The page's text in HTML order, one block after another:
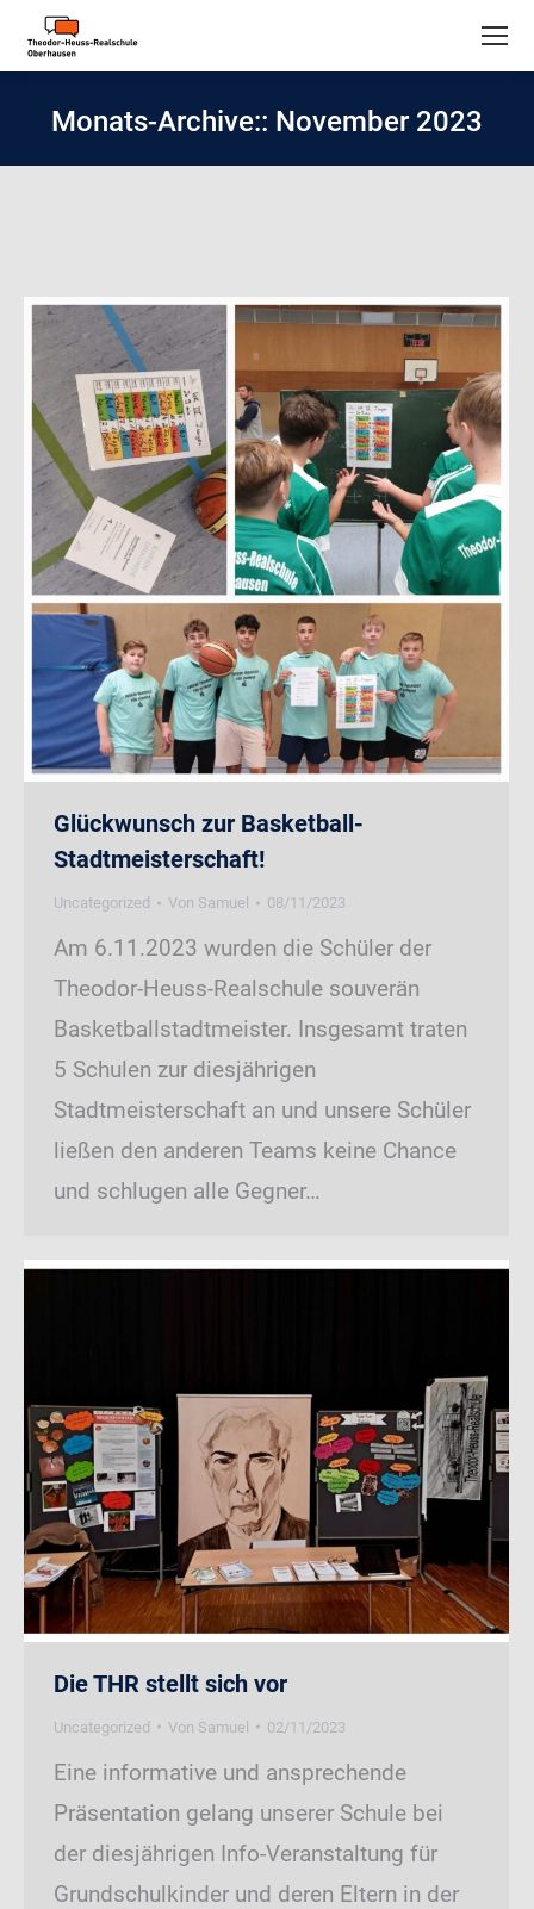
Monats-Archive:: November 2023
Glückwunsch zur Basketball-
Stadtmeisterschaft!
Uncategorized Von Samuel 08/11/2023
Am 6.11.2023 wurden die Schüler der
Theodor-Heuss-Realschule souverän
Basketballstadtmeister. Insgesamt traten
5 Schulen zur diesjährigen
Stadtmeisterschaft an und unsere Schüler
ließen den anderen Teams keine Chance
und schlugen alle Gegner…
Die THR stellt sich vor
Uncategorized Von Samuel 02/11/2023
Eine informative und ansprechende
Präsentation gelang unserer Schule bei
der diesjährigen Info-Veranstaltung für
Grundschulkinder und deren Eltern in der